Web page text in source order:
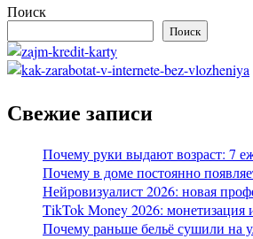
Поиск
Поиск
Свежие записи
Почему руки выдают возраст: 7
Почему в доме постоянно
Нейровизуалист 2026: новая
TikTok Money 2026:
Почему раньше бельё сушили на